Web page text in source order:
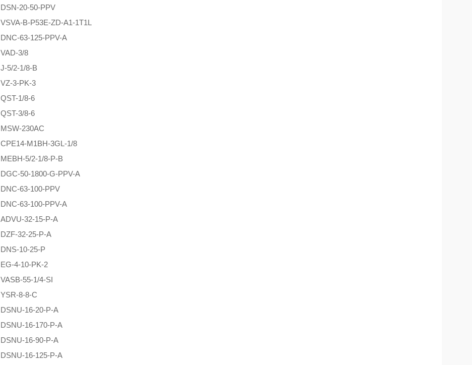
DSN-20-50-PPV
VSVA-B-P53E-ZD-A1-1T1L
DNC-63-125-PPV-A
VAD-3/8
J-5/2-1/8-B
VZ-3-PK-3
QST-1/8-6
QST-3/8-6
MSW-230AC
CPE14-M1BH-3GL-1/8
MEBH-5/2-1/8-P-B
DGC-50-1800-G-PPV-A
DNC-63-100-PPV
DNC-63-100-PPV-A
ADVU-32-15-P-A
DZF-32-25-P-A
DNS-10-25-P
EG-4-10-PK-2
VASB-55-1/4-SI
YSR-8-8-C
DSNU-16-20-P-A
DSNU-16-170-P-A
DSNU-16-90-P-A
DSNU-16-125-P-A